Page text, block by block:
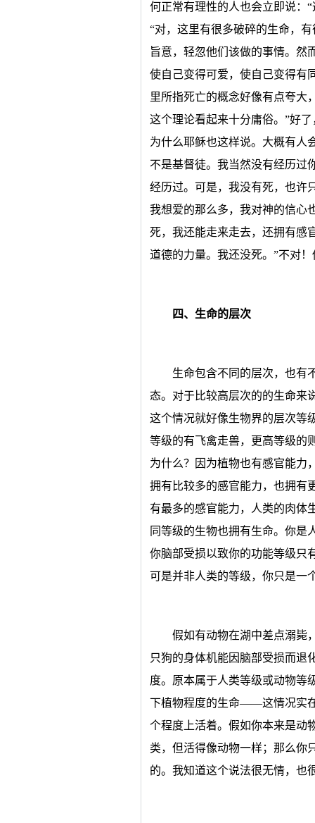
何正常有理性的人也会立即说：
“对，这里有很多破碎的生命，
旨意，轻忽他们该做的事情。然
使自己变得可爱，使自己变得有
里所指死亡的概念好像有点夸大
这个理论看起来十分庸俗。”好
为什么耶稣也这样说。大概有人
不是基督徒。我当然没有经历过
经历过。可是，我没有死，也许
我想爱的那么多，我对神的信心
死，我还能走来走去，还拥有感
道德的力量。我还没死。”不对
四、生命的层次
生命包含不同的层次，也有
态。对于比较高层次的的生命来
这个情况就好像生物界的层次等
等级的有飞禽走兽，更高等级的
为什么？因为植物也有感官能力
拥有比较多的感官能力，也拥有
有最多的感官能力，人类的肉体
同等级的生物也拥有生命。你是
你脑部受损以致你的功能等级只
可是并非人类的等级，你只是一
假如有动物在湖中差点溺毙
只狗的身体机能因脑部受损而退
度。原本属于人类等级或动物等
下植物程度的生命——这情况实
个程度上活着。假如你本来是动
类，但活得像动物一样；那么你
的。我知道这个说法很无情，也